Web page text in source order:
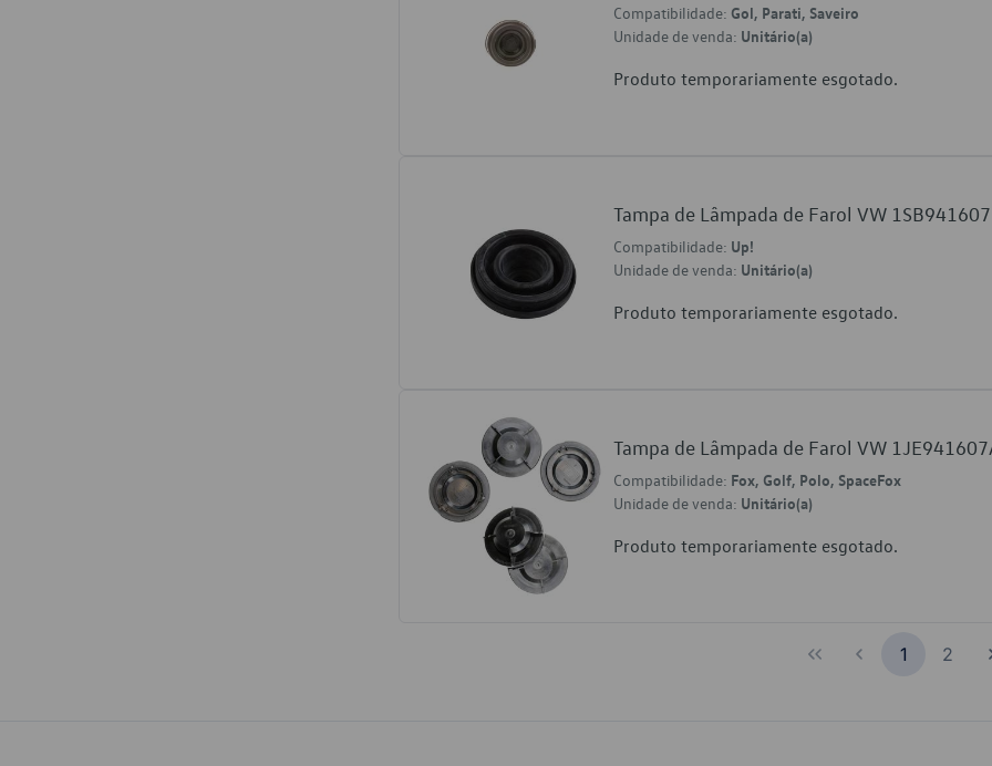
Compatibilidade: Gol, Parati, Saveiro
Unidade de venda: Unitário(a)
Produto temporariamente esgotado.
Tampa de Lâmpada de Farol VW 1SB941607
Compatibilidade: Up!
Unidade de venda: Unitário(a)
Produto temporariamente esgotado.
Tampa de Lâmpada de Farol VW
Compatibilidade: Fox, Golf, Polo, SpaceFox
Unidade de venda: Unitário(a)
Produto temporariamente esgotado.
1 2